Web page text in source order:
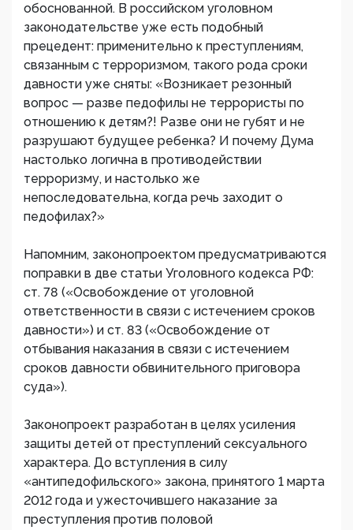
обоснованной. В российском уголовном
законодательстве уже есть подобный
прецедент: применительно к преступлениям,
связанным с терроризмом, такого рода сроки
давности уже сняты: «Возникает резонный
вопрос — разве педофилы не террористы по
отношению к детям?! Разве они не губят и не
разрушают будущее ребенка? И почему Дума
настолько логична в противодействии
терроризму, и настолько же
непоследовательна, когда речь заходит о
педофилах?»
Напомним, законопроектом предусматриваются
поправки в две статьи Уголовного кодекса РФ:
ст. 78 («Освобождение от уголовной
ответственности в связи с истечением сроков
давности») и ст. 83 («Освобождение от
отбывания наказания в связи с истечением
сроков давности обвинительного приговора
суда»).
Законопроект разработан в целях усиления
защиты детей от преступлений сексуального
характера. До вступления в силу
«антипедофильского» закона, принятого 1 марта
2012 года и ужесточившего наказание за
преступления против половой